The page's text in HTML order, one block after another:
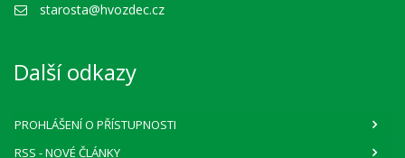
starosta@hvozdec.cz
Další odkazy
PROHLÁŠENÍ O PŘÍSTUPNOSTI
RSS - NOVÉ ČLÁNKY